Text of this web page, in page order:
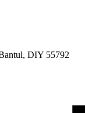
DIY 55792